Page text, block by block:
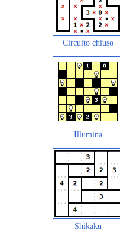
Circuito chiuso
Illumina
Shikaku